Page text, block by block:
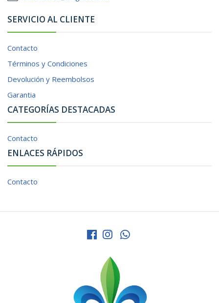
SERVICIO AL CLIENTE
Contacto
Términos y Condiciones
Devolución y Reembolsos
Garantia
CATEGORÍAS DESTACADAS
Contacto
ENLACES RÁPIDOS
Contacto